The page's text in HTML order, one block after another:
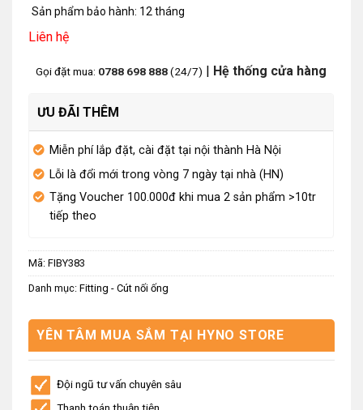
Sản phẩm bảo hành: 12 tháng
Liên hệ
Gọi đặt mua: 0788 698 888(24/7) | Hệ thống cửa hàng
ƯU ĐÃI THÊM
Miễn phí lắp đặt, cài đặt tại nội thành Hà Nội
Lỗi là đổi mới trong vòng 7 ngày tại nhà (HN)
Tặng Voucher 100.000đ khi mua 2 sản phẩm >10tr
tiếp theo
Mã: FIBY383
Danh mục: Fitting - Cút nối ống
YÊN TÂM MUA SẮM TẠI HYNO STORE
Đội ngũ tư vấn chuyên sâu